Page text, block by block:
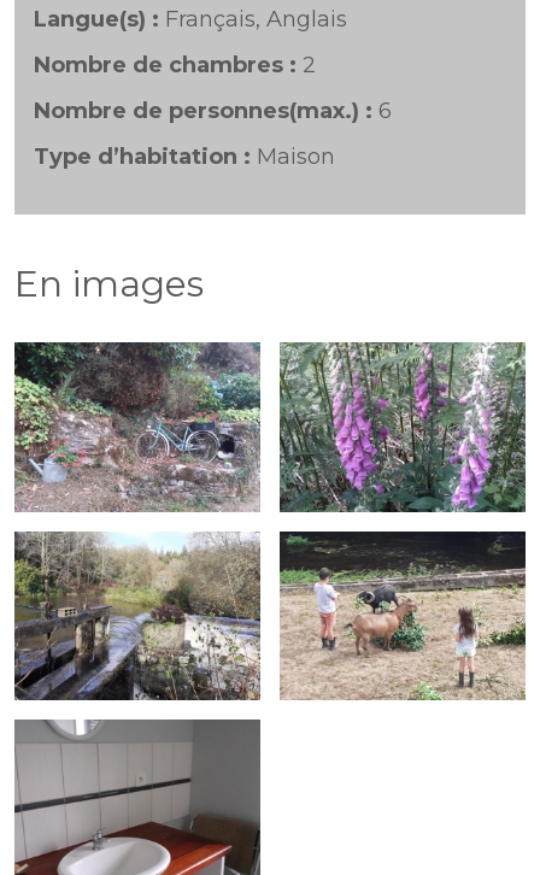
Langue(s) : Français, Anglais
Nombre de chambres : 2
Nombre de personnes(max.) : 6
Type d’habitation : Maison
En images